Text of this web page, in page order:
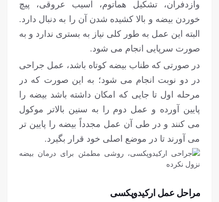
وازدفران، تشکیل هماتوم، آسیب عروقی، پیچ
خوردن بیضه و بالا کشیده شدن آن را به دنبال دارد.
البته این عمل به طور کلی نیاز به بستری ندارد و به
صورت سرپایی انجام می شود.
در صورتی که طناب بیضه کوتاه باشد، عمل جراحی
در دو نوبت انجام می شود؛ به این صورت که در
مرحله اول تا جایی که امکان داشته باشد بیضه را
پایین آورده و عمل دوم را به سنین بالاتر موکول
می کنند و در طی آن عمل مجدداً بیضه را پایین تر
می آورند تا در موضع اصلی خود قرار بگیرد.
مراحل عمل ارکیدوپکسی